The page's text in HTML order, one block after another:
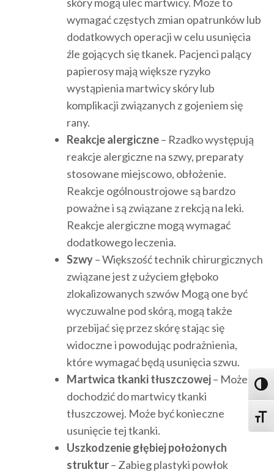
wymagać częstych zmian opatrunków lub
dodatkowych operacji w celu usunięcia
źle gojących się tkanek. Pacjenci palący
papierosy mają większe ryzyko
wystąpienia martwicy skóry lub
komplikacji związanych z gojeniem się
rany.
Reakcje alergiczne– Rzadko występują
reakcje alergiczne na szwy, preparaty
stosowane miejscowo, obłożenie.
Reakcje ogólnoustrojowe są bardzo
poważne i są związane z rekcją na leki.
Reakcje alergiczne mogą wymagać
dodatkowego leczenia.
Szwy– Większość technik chirurgicznych
związane jest z użyciem głęboko
zlokalizowanych szwów Mogą one być
wyczuwalne pod skórą, mogą także
przebijać się przez skórę stając się
widoczne i powodując podrażnienia,
które wymagać będą usunięcia szwu.
Martwica tkanki tłuszczowej– Może
dochodzić do martwicy tkanki
tłuszczowej. Może być konieczne
usunięcie tej tkanki.
Uszkodzenie głębiej położonych
struktur– Zabieg plastyki powłok